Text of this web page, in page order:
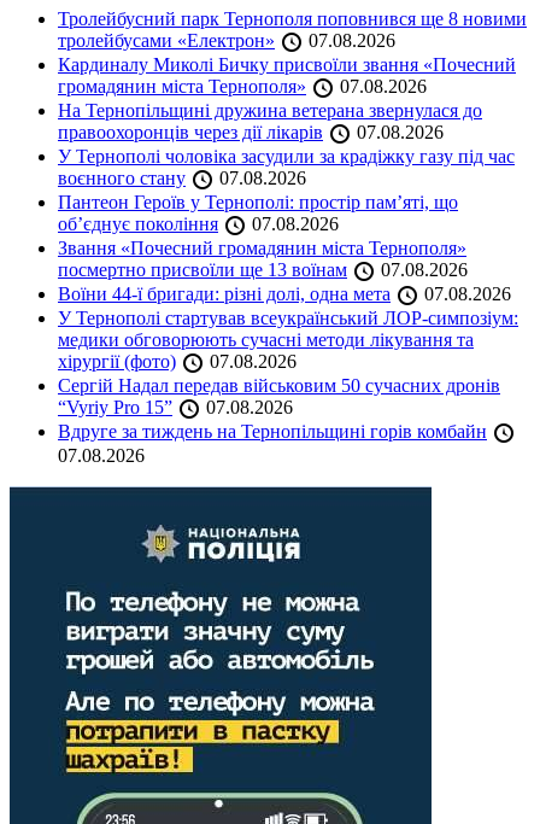
Тролейбусний парк Тернополя поповнився ще 8 новими
тролейбусами «Електрон»
07.08.2026
Кардиналу Миколі Бичку присвоїли звання «Почесний
громадянин міста Тернополя»
07.08.2026
На Тернопільщині дружина ветерана звернулася до
правоохоронців через дії лікарів
07.08.2026
У Тернополі чоловіка засудили за крадіжку газу під час
воєнного стану
07.08.2026
Пантеон Героїв у Тернополі: простір пам’яті, що
об’єднує покоління
07.08.2026
Звання «Почесний громадянин міста Тернополя»
посмертно присвоїли ще 13 воїнам
07.08.2026
Воїни 44-ї бригади: різні долі, одна мета
07.08.2026
У Тернополі стартував всеукраїнський ЛОР-симпозіум:
медики обговорюють сучасні методи лікування та
хірургії (фото)
07.08.2026
Сергій Надал передав військовим 50 сучасних дронів
“Vyriy Pro 15”
07.08.2026
Вдруге за тиждень на Тернопільщині горів комбайн
07.08.2026